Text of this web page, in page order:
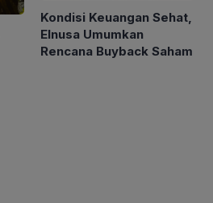
Kondisi Keuangan Sehat,
Elnusa Umumkan
Rencana Buyback Saham